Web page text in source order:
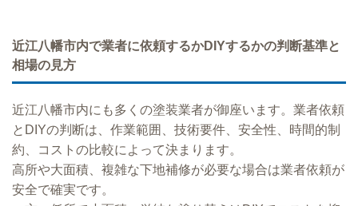
近江八幡市内で業者に依頼するかDIYするかの判断基準と
相場の見方
近江八幡市内にも多くの塗装業者が御座います。業者依頼
とDIYの判断は、作業範囲、技術要件、安全性、時間的制
約、コストの比較によって決まります。
高所や大面積、複雑な下地補修が必要な場合は業者依頼が
安全で確実です。